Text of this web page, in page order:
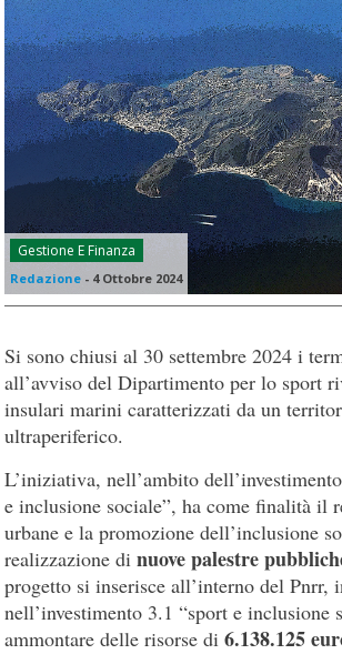
Gestione E Finanza
Redazione - 4 Ottobre 2024
Si sono chiusi al 30 settembre 2024 i
all’avviso del Dipartimento per lo sport
insulari marini caratterizzati da un
ultraperiferico.
L’iniziativa, nell’ambito
e inclusione sociale”, ha come finalità il
urbane e la promozione dell’inclusione
realizzazione dinuove palestre
progetto si inserisce all’interno del Pnrr,
nell’investimento 3.1 “sport e inclusione
ammontare delle risorse di6.138.125